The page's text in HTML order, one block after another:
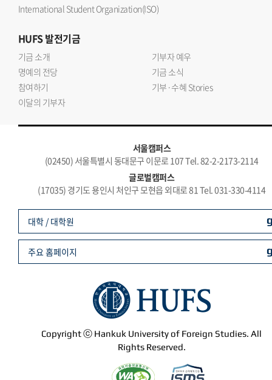
International Student Organization(ISO)
HUFS발전기금
기금 소개
기부자 예우
명예의 전당
기금 소식
참여하기
기부·수혜 Stories
이달의 기부자
서울캠퍼스
(02450) 서울특별시 동대문구 이문로 107 Tel. 82-2-2173-2114
글로벌캠퍼스
(17035) 경기도 용인시 처인구 모현읍 외대로 81 Tel. 031-330-4114
Copyright ⓒ Hankuk University of Foreign Studies. All
Rights Reserved.
대학 / 대학원
주요 홈페이지